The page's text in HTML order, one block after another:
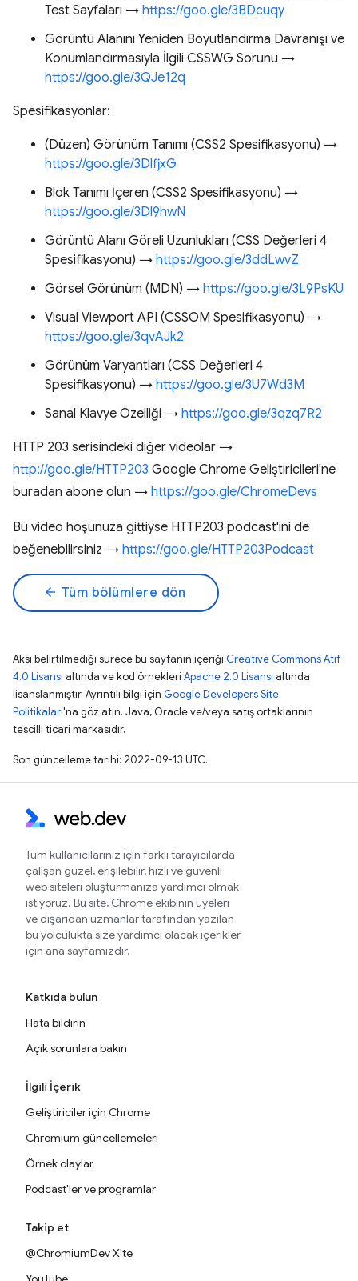
Test Sayfaları → https://goo.gle/3BDcuqy
Görüntü Alanını Yeniden Boyutlandırma Davranışı ve
Konumlandırmasıyla İlgili CSSWG Sorunu →
https://goo.gle/3QJe12q
Spesifikasyonlar:
(Düzen) Görünüm Tanımı (CSS2 Spesifikasyonu) →
https://goo.gle/3DlfjxG
Blok Tanımı İçeren (CSS2 Spesifikasyonu) →
https://goo.gle/3Dl9hwN
Görüntü Alanı Göreli Uzunlukları (CSS Değerleri 4
Spesifikasyonu) → https://goo.gle/3ddLwvZ
Görsel Görünüm (MDN) → https://goo.gle/3L9PsKU
Visual Viewport API (CSSOM Spesifikasyonu) →
https://goo.gle/3qvAJk2
Görünüm Varyantları (CSS Değerleri 4
Spesifikasyonu) → https://goo.gle/3U7Wd3M
Sanal Klavye Özelliği → https://goo.gle/3qzq7R2
HTTP 203 serisindeki diğer videolar →
http://goo.gle/HTTP203 Google Chrome Geliştiricileri'ne
buradan abone olun → https://goo.gle/ChromeDevs
Bu video hoşunuza gittiyse HTTP203 podcast'ini de
beğenebilirsiniz → https://goo.gle/HTTP203Podcast
arrow_back Tüm bölümlere dön
Aksi belirtilmediği sürece bu sayfanın içeriği Creative Commons Atıf
4.0 Lisansı altında ve kod örnekleri Apache 2.0 Lisansı altında
lisanslanmıştır. Ayrıntılı bilgi için Google Developers Site
Politikaları'na göz atın. Java, Oracle ve/veya satış ortaklarının
tescilli ticari markasıdır.
Son güncelleme tarihi: 2022-09-13 UTC.
Tüm kullanıcılarınız için farklı tarayıcılarda
çalışan güzel, erişilebilir, hızlı ve güvenli
web siteleri oluşturmanıza yardımcı olmak
istiyoruz. Bu site, Chrome ekibinin üyeleri
ve dışarıdan uzmanlar tarafından yazılan
bu yolculukta size yardımcı olacak içerikler
için ana sayfamızdır.
Katkıda bulun
Hata bildirin
Açık sorunlara bakın
İlgili İçerik
Geliştiriciler için Chrome
Chromium güncellemeleri
Örnek olaylar
Podcast'ler ve programlar
Takip et
@ChromiumDev X'te